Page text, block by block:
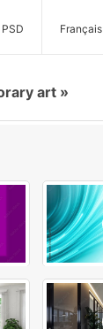
PSD Français
art